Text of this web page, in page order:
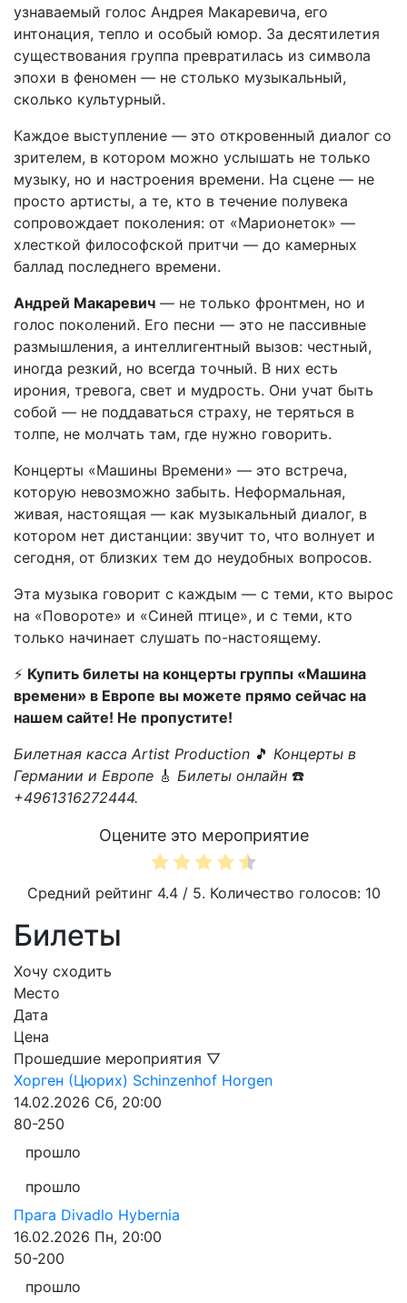
узнаваемый голос Андрея Макаревича, его
интонация, тепло и особый юмор. За десятилетия
существования группа превратилась из символа
эпохи в феномен — не столько музыкальный,
сколько культурный.
Каждое выступление — это откровенный диалог со
зрителем, в котором можно услышать не только
музыку, но и настроения времени. На сцене — не
просто артисты, а те, кто в течение полувека
сопровождает поколения: от «Марионеток» —
хлесткой философской притчи — до камерных
баллад последнего времени.
Андрей Макаревич — не только фронтмен, но и
голос поколений. Его песни — это не пассивные
размышления, а интеллигентный вызов: честный,
иногда резкий, но всегда точный. В них есть
ирония, тревога, свет и мудрость. Они учат быть
собой — не поддаваться страху, не теряться в
толпе, не молчать там, где нужно говорить.
Концерты «Машины Времени» — это встреча,
которую невозможно забыть. Неформальная,
живая, настоящая — как музыкальный диалог, в
котором нет дистанции: звучит то, что волнует и
сегодня, от близких тем до неудобных вопросов.
Эта музыка говорит с каждым — с теми, кто вырос
на «Повороте» и «Синей птице», и с теми, кто
только начинает слушать по-настоящему.
⚡ Купить билеты на концерты группы «Машина
времени» в Европе вы можете прямо сейчас на
нашем сайте! Не пропустите!
Билетная касса Artist Production 🎵 Концерты в
Германии и Европе 🎸 Билеты онлайн ☎️
+4961316272444.
Оцените это мероприятие
Средний рейтинг 4.4/ 5. Количество голосов: 10
Билеты
Хочу сходить
Место
Дата
Цена
Прошедшие мероприятия ▽
Хорген (Цюрих) Schinzenhof Horgen
14.02.2026 Сб, 20:00
80-250
прошло
прошло
Прага Divadlo Hybernia
16.02.2026 Пн, 20:00
50-200
прошло